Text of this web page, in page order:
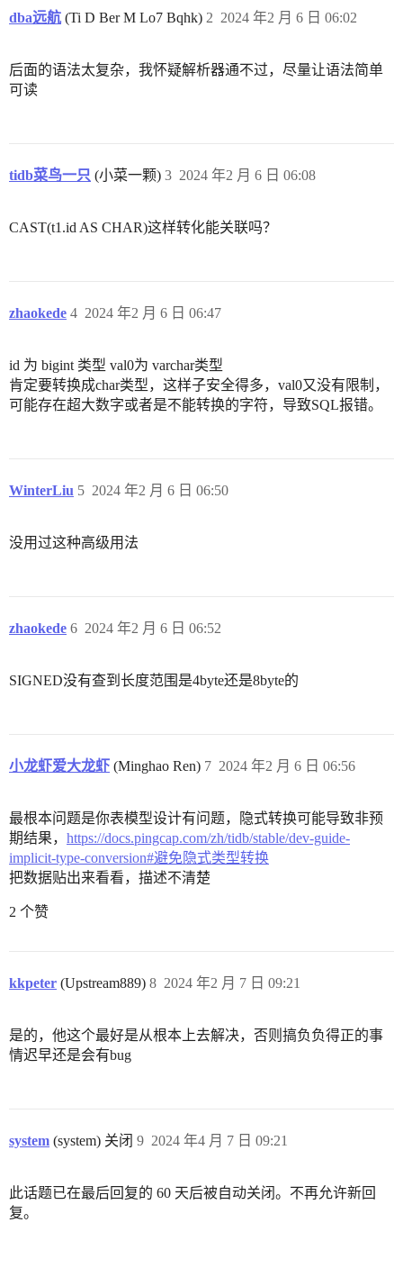
dba远航 (Ti D Ber M Lo7 Bqhk) 2024 年2 月 6 日 06:02
2
后面的语法太复杂，我怀疑解析器通不过，尽量让语法简单
可读
tidb菜鸟一只 (小菜一颗) 2024 年2 月 6 日 06:08
3
CAST(t1.id AS CHAR)这样转化能关联吗？
zhaokede 2024 年2 月 6 日 06:47
4
id 为 bigint 类型 val0为 varchar类型
肯定要转换成char类型，这样子安全得多，val0又没有限制，
可能存在超大数字或者是不能转换的字符，导致SQL报错。
WinterLiu 2024 年2 月 6 日 06:50
5
没用过这种高级用法
zhaokede 2024 年2 月 6 日 06:52
6
SIGNED没有查到长度范围是4byte还是8byte的
小龙虾爱大龙虾 (Minghao Ren) 2024 年2 月 6 日 06:56
7
最根本问题是你表模型设计有问题，隐式转换可能导致非预
期结果， https://docs.pingcap.com/zh/tidb/stable/dev-guide-
implicit-type-conversion#避免隐式类型转换
把数据贴出来看看，描述不清楚
2 个赞
kkpeter (Upstream889) 2024 年2 月 7 日 09:21
8
是的，他这个最好是从根本上去解决，否则搞负负得正的事
情迟早还是会有bug
system (system) 关闭 2024 年4 月 7 日 09:21
9
此话题已在最后回复的 60 天后被自动关闭。不再允许新回
复。